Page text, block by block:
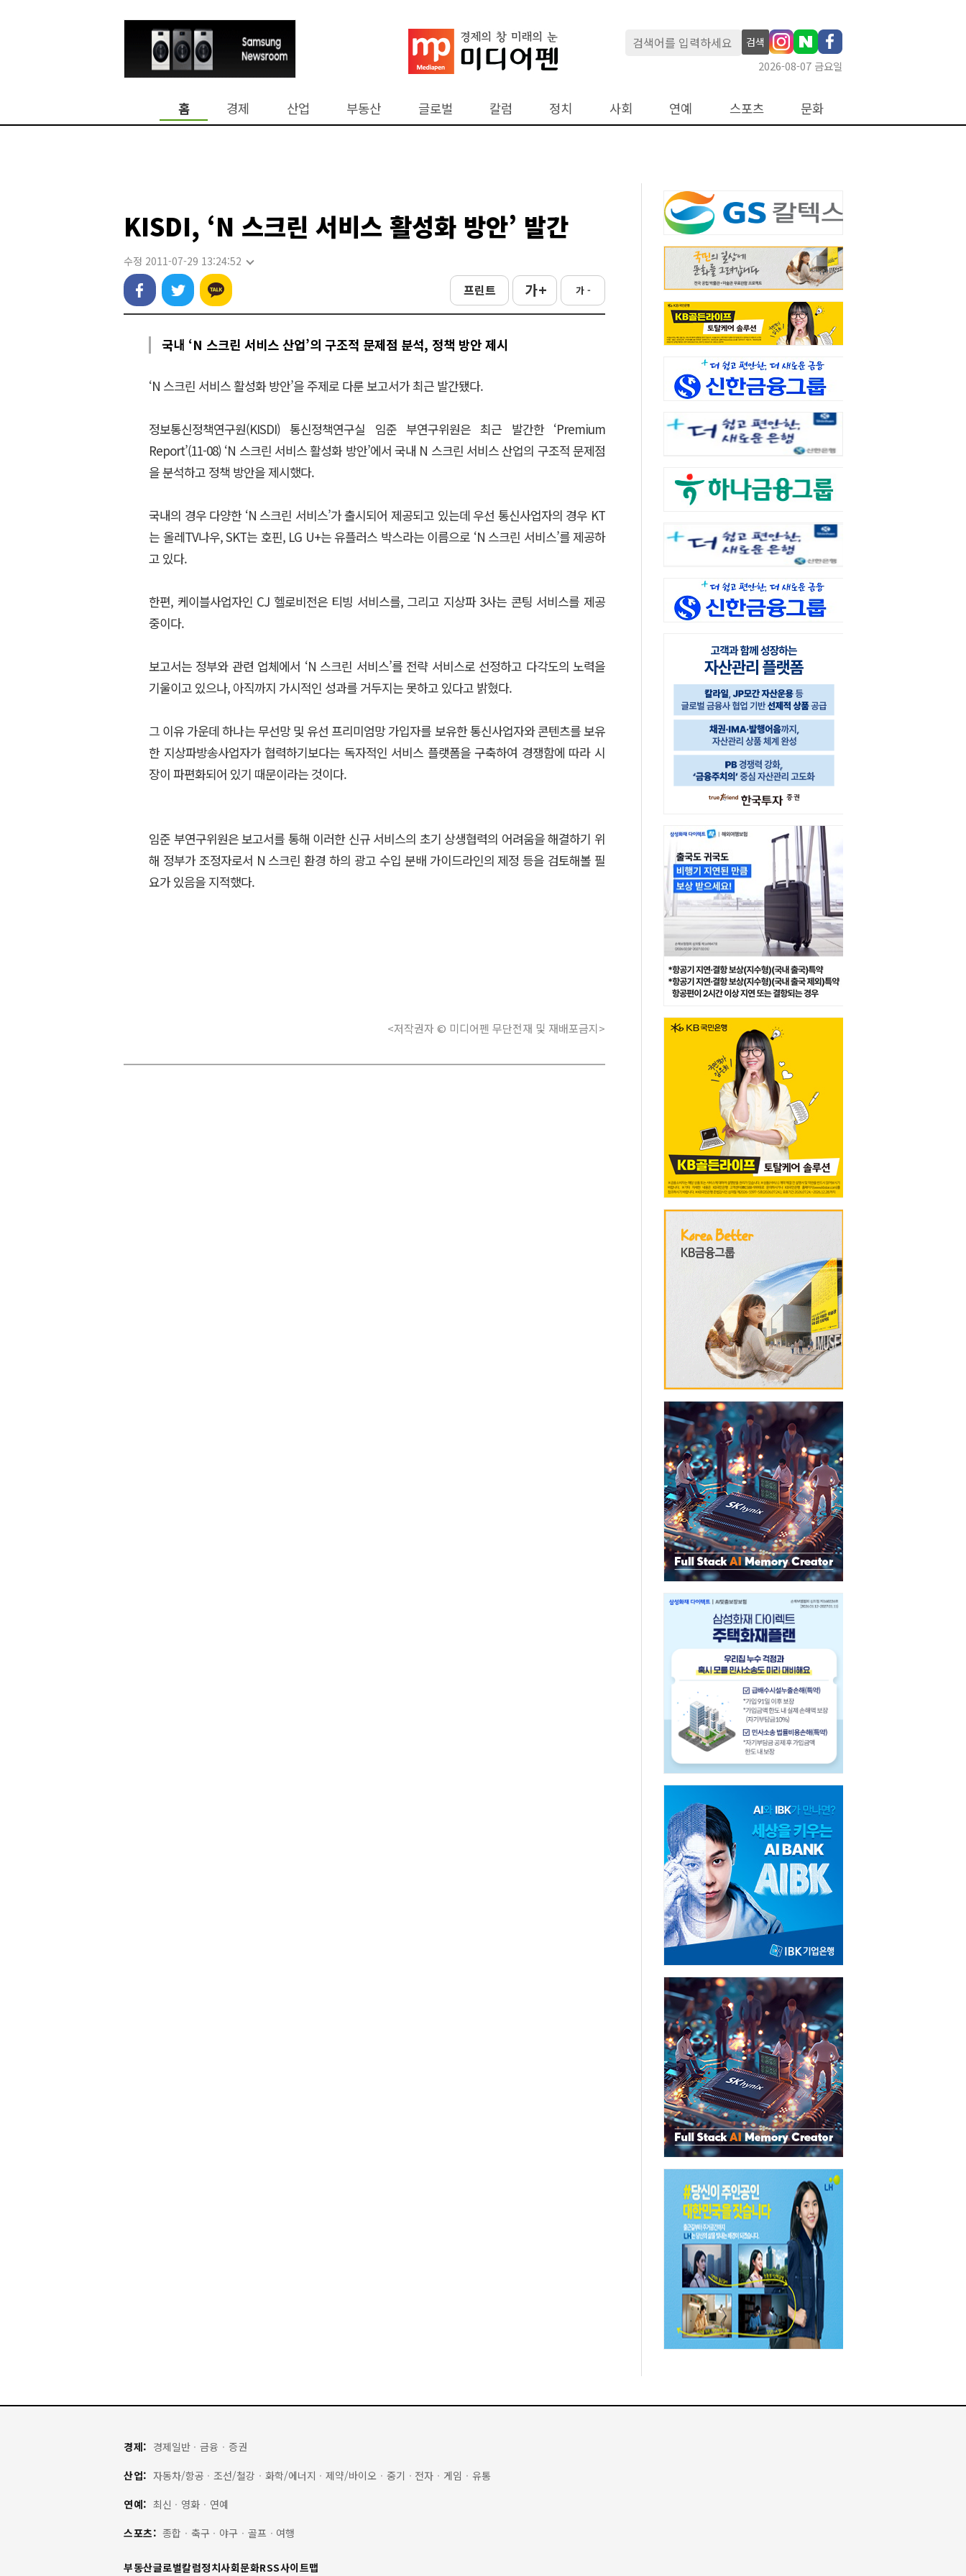
검색
2026-08-07 금요일
홈 경제 산업 부동산 글로벌 칼럼 정치 사회 연예 스포츠 문화
KISDI, ‘N 스크린 서비스 활성화 방안’ 발간
수정 2011-07-29 13:24:52
프린트 가 + 가 -
국내 ‘N 스크린 서비스 산업’의 구조적 문제점 분석, 정책 방안 제시
‘N 스크린 서비스 활성화 방안’을 주제로 다룬 보고서가 최근 발간됐다.
정보통신정책연구원(KISDI) 통신정책연구실 임준 부연구위원은 최근 발간한 ‘Premium
Report’(11-08) ‘N 스크린 서비스 활성화 방안’에서 국내 N 스크린 서비스 산업의 구조적 문제점
을 분석하고 정책 방안을 제시했다.
국내의 경우 다양한 ‘N 스크린 서비스’가 출시되어 제공되고 있는데 우선 통신사업자의 경우 KT
는 올레TV나우, SKT는 호핀, LG U+는 유플러스 박스라는 이름으로 ‘N 스크린 서비스’를 제공하
고 있다.
한편, 케이블사업자인 CJ 헬로비전은 티빙 서비스를, 그리고 지상파 3사는 콘팅 서비스를 제공
중이다.
보고서는 정부와 관련 업체에서 ‘N 스크린 서비스’를 전략 서비스로 선정하고 다각도의 노력을
기울이고 있으나, 아직까지 가시적인 성과를 거두지는 못하고 있다고 밝혔다.
그 이유 가운데 하나는 무선망 및 유선 프리미엄망 가입자를 보유한 통신사업자와 콘텐츠를 보유
한 지상파방송사업자가 협력하기보다는 독자적인 서비스 플랫폼을 구축하여 경쟁함에 따라 시
장이 파편화되어 있기 때문이라는 것이다.
임준 부연구위원은 보고서를 통해 이러한 신규 서비스의 초기 상생협력의 어려움을 해결하기 위
해 정부가 조정자로서 N 스크린 환경 하의 광고 수입 분배 가이드라인의 제정 등을 검토해볼 필
요가 있음을 지적했다.
<저작권자 © 미디어펜 무단전재 및 재배포금지>
경제: 경제일반 · 금융 · 증권
산업: 자동차/항공 · 조선/철강 · 화학/에너지 · 제약/바이오 · 중기 · 전자 · 게임 · 유통
연예: 최신 · 영화 · 연예
스포츠: 종합 · 축구 · 야구 · 골프 · 여행
부동산글로벌칼럼정치사회문화RSS사이트맵